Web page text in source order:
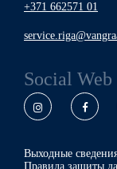
+371 662571 01
Social Web
Instagram
Выходные
Правила защиты